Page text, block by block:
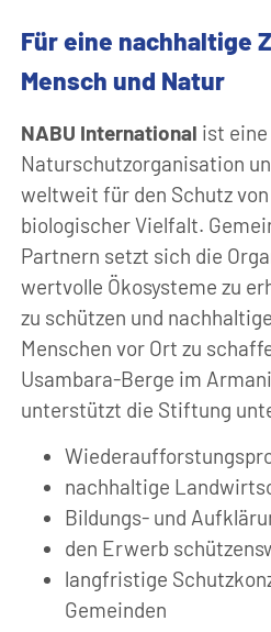
Für eine nachhaltige
Mensch und Natur
NABU International ist
Naturschutzorganisation
weltweit für den Schutz
biologischer Vielfalt.
Partnern setzt sich die
wertvolle Ökosysteme zu
zu schützen und
Menschen vor Ort zu
Usambara-Berge im
unterstützt die Stiftung
nachhaltige
Bildungs- und
den Erwerb
langfristige
Gemeinden